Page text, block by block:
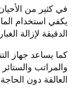
في كثير من
يكفي استخدام
الدقيقة لإزالة
كما يساعد جهاز
والمراتب
العالقة دون